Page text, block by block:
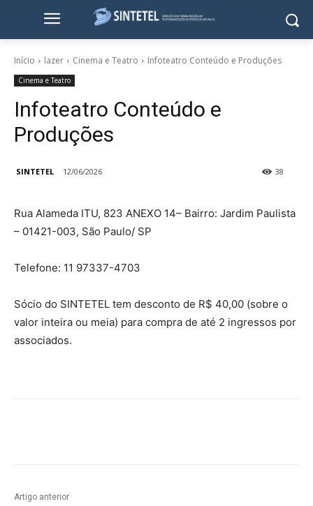
Início lazer Cinema e Teatro Infoteatro Conteúdo e Produções
Cinema e Teatro
Infoteatro Conteúdo e
Produções
SINTETEL 12/06/2026 38
Rua Alameda ITU, 823 ANEXO 14– Bairro: Jardim Paulista
– 01421-003, São Paulo/ SP
Telefone: 11 97337-4703
Sócio do SINTETEL tem desconto de R$ 40,00 (sobre o
valor inteira ou meia) para compra de até 2 ingressos por
associados.
Artigo anterior